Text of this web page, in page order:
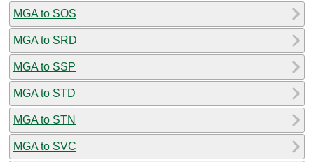
MGA to SOS
MGA to SRD
MGA to SSP
MGA to STD
MGA to STN
MGA to SVC